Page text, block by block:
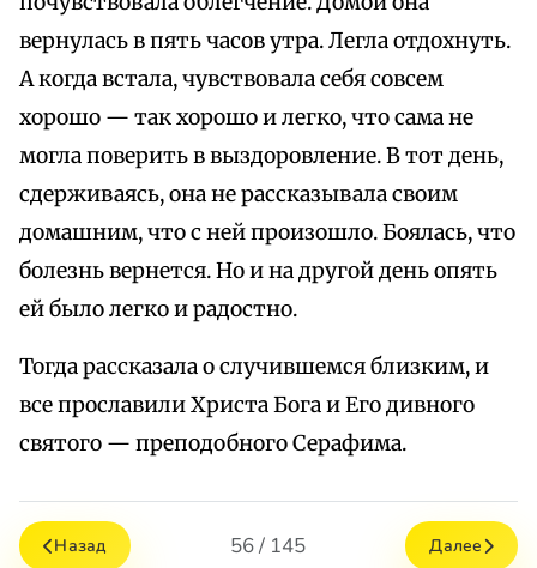
вернулась в пять часов утра. Легла отдохнуть.
А когда встала, чувствовала себя совсем
хорошо — так хорошо и легко, что сама не
могла поверить в выздоровление. В тот день,
сдерживаясь, она не рассказывала своим
домашним, что с ней произошло. Боялась, что
болезнь вернется. Но и на другой день опять
ей было легко и радостно.
Тогда рассказала о случившемся близким, и
все прославили Христа Бога и Его дивного
святого — преподобного Серафима.
Назад 56 / 145 Далее